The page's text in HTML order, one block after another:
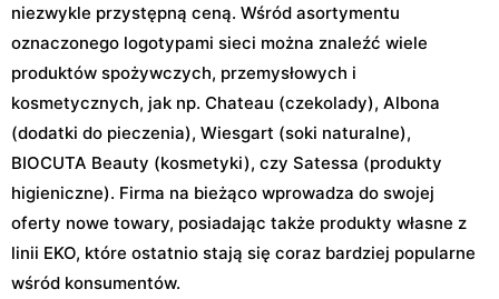
niezwykle przystępną ceną. Wśród asortymentu
oznaczonego logotypami sieci można znaleźć wiele
produktów spożywczych, przemysłowych i
kosmetycznych, jak np. Chateau (czekolady), Albona
(dodatki do pieczenia), Wiesgart (soki naturalne),
BIOCUTA Beauty (kosmetyki), czy Satessa (produkty
higieniczne). Firma na bieżąco wprowadza do swojej
oferty nowe towary, posiadając także produkty własne z
linii EKO, które ostatnio stają się coraz bardziej popularne
wśród konsumentów.